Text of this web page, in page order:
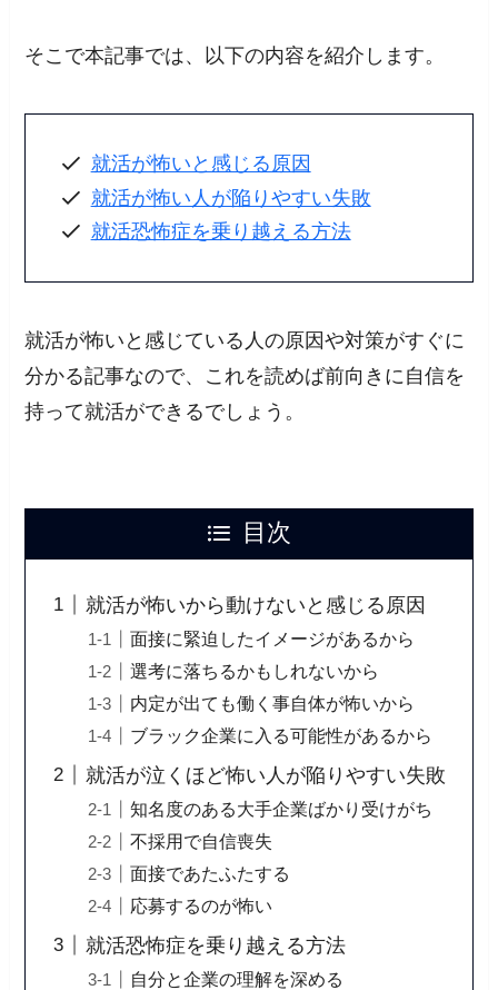
そこで本記事では、以下の内容を紹介します。
就活が怖いと感じる原因
就活が怖い人が陥りやすい失敗
就活恐怖症を乗り越える方法
就活が怖いと感じている人の原因や対策がすぐに
分かる記事なので、これを読めば前向きに自信を
持って就活ができるでしょう。
目次
就活が怖いから動けないと感じる原因
面接に緊迫したイメージがあるから
選考に落ちるかもしれないから
内定が出ても働く事自体が怖いから
ブラック企業に入る可能性があるから
就活が泣くほど怖い人が陥りやすい失敗
知名度のある大手企業ばかり受けがち
不採用で自信喪失
面接であたふたする
応募するのが怖い
就活恐怖症を乗り越える方法
自分と企業の理解を深める